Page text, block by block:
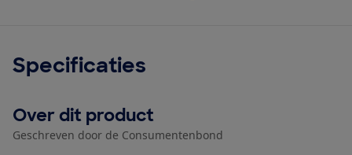
Specificaties
Over dit product
Geschreven door de Consumentenbond